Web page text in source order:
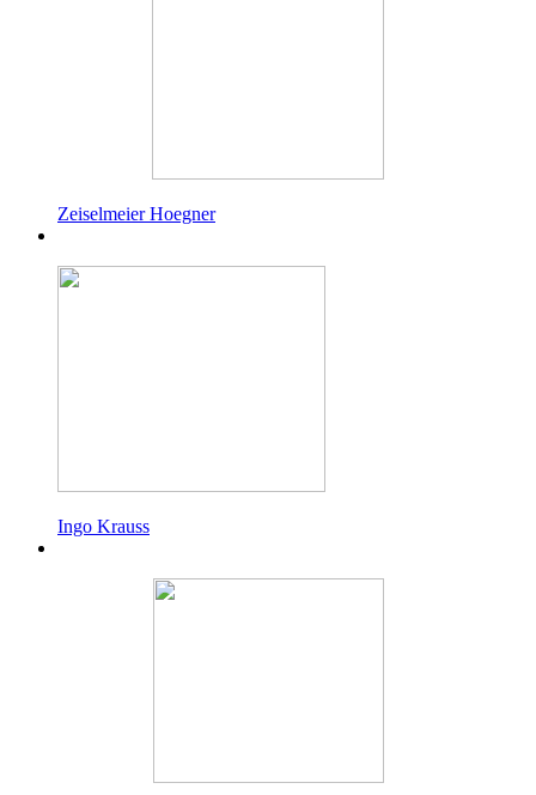
Zeiselmeier Hoegner
Ingo Krauss